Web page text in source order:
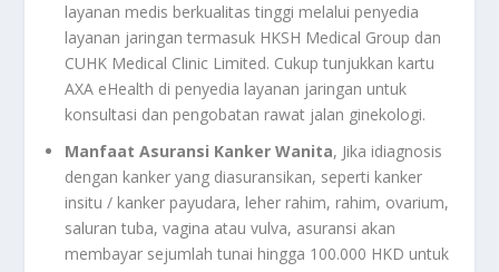
layanan medis berkualitas tinggi melalui penyedia
layanan jaringan termasuk HKSH Medical Group dan
CUHK Medical Clinic Limited. Cukup tunjukkan kartu
AXA eHealth di penyedia layanan jaringan untuk
konsultasi dan pengobatan rawat jalan ginekologi.
Manfaat Asuransi Kanker Wanita, Jika idiagnosis
dengan kanker yang diasuransikan, seperti kanker
insitu / kanker payudara, leher rahim, rahim, ovarium,
saluran tuba, vagina atau vulva, asuransi akan
membayar sejumlah tunai hingga 100.000 HKD untuk